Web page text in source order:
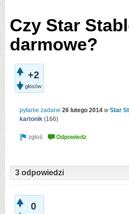
Czy Star
darmowe?
+2
głosów
pytanie zadane 26 lutego 2014 w Star
kartonik (166)
3 odpowiedzi
0